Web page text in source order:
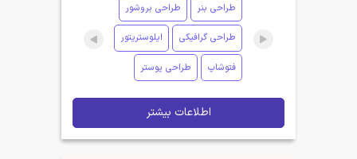
طراحی بنر طراحی بروشور
طراحی گرافیکی ایلوستریتور
فتوشاپ طراحی پوستر
اطلاعات بیشتر